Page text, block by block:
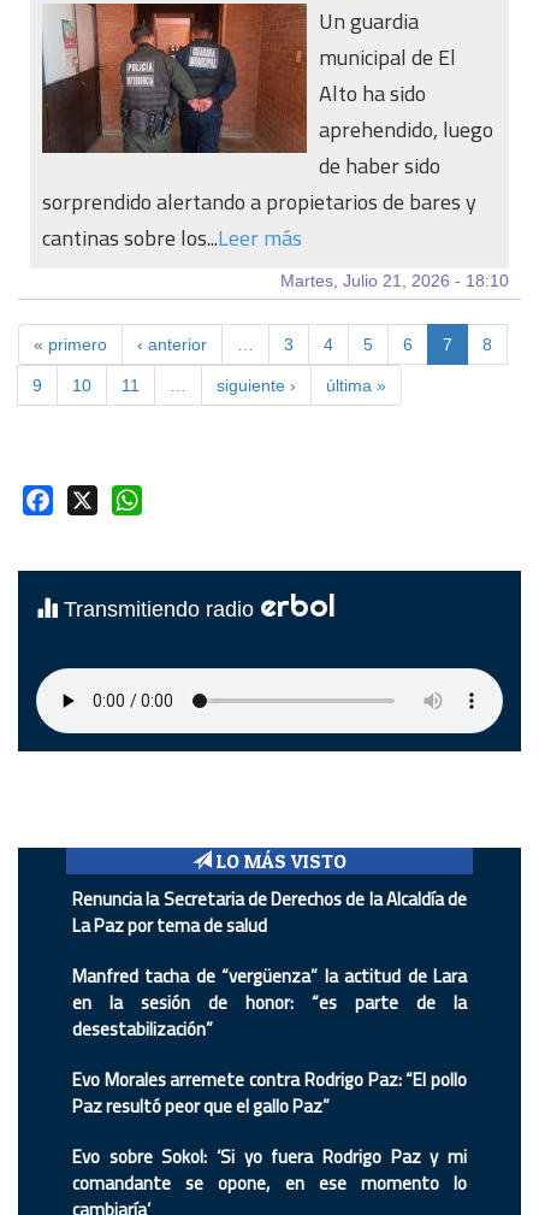
Un guardia
municipal de El
Alto ha sido
aprehendido, luego
de haber sido
sorprendido alertando a propietarios de bares y
cantinas sobre los...Leer más
Martes, Julio 21, 2026 - 18:10
« primero ‹ anterior 3 4 5 6 7 8
9 10 11 siguiente › última »
Facebook
Transmitiendo radio erbol
LO MÁS VISTO
Renuncia la Secretaria de Derechos de la Alcaldía de
La Paz por tema de salud
Manfred tacha de “vergüenza” la actitud de Lara
en la sesión de honor: “es parte de la
desestabilización”
Evo Morales arremete contra Rodrigo Paz: “El pollo
Paz resultó peor que el gallo Paz”
Evo sobre Sokol: ‘Si yo fuera Rodrigo Paz y mi
comandante se opone, en ese momento lo